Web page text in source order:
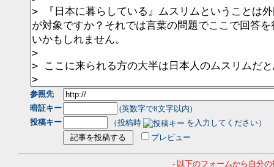
参照先
暗証キー
(英数字で8文字以内)
投稿キー
（投稿時
を入力してください）
プレビュー
- 以下のフォームから自分